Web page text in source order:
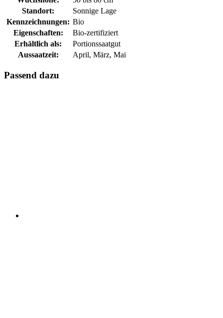
Standort:
Sonnige Lage
Kennzeichnungen: Bio
Eigenschaften:
Bio-zertifiziert
Erhältlich als:
Portionssaatgut
Aussaatzeit:
April, März, Mai
Passend dazu